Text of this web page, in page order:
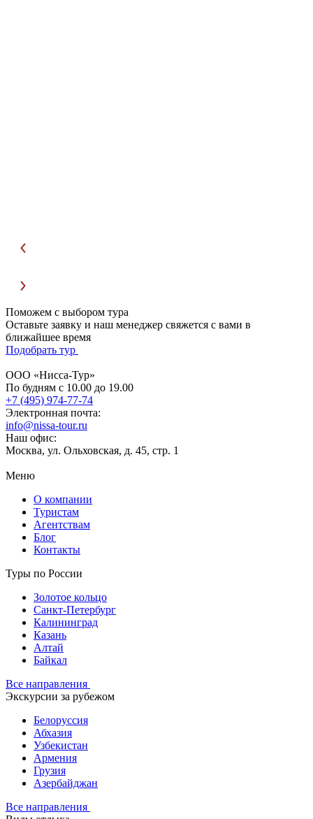
Поможем с выбором тура
Оставьте заявку и наш менеджер свяжется с вами в
ближайшее время
Подобрать тур
ООО «Нисса-Тур»
По будням с 10.00 до 19.00
+7 (495) 974-77-74
Электронная почта:
info@nissa-tour.ru
Наш офис:
Москва, ул. Ольховская, д. 45, стр. 1
Меню
О компании
Туристам
Агентствам
Блог
Контакты
Туры по России
Золотое кольцо
Санкт-Петербург
Калининград
Казань
Алтай
Байкал
Все направления
Экскурсии за рубежом
Белоруссия
Абхазия
Узбекистан
Армения
Грузия
Азербайджан
Все направления